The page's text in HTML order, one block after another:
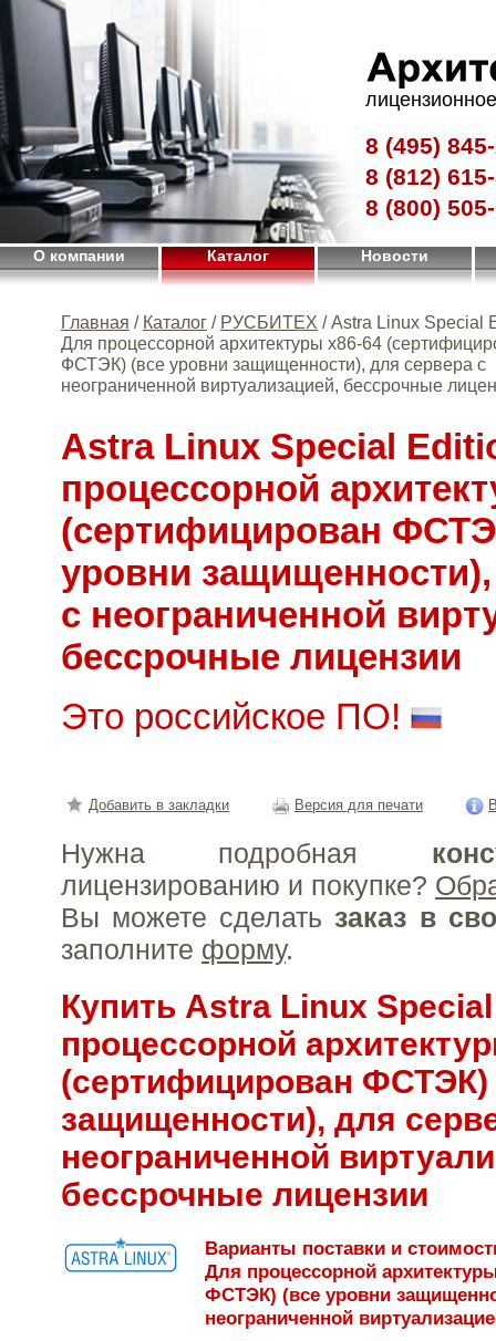
8 (495)
8 (812)
8 (800)
О компании Каталог Новости
Главная / Каталог / РУСБИТЕХ / Astra Linux Special
Для процессорной архитектуры х86-64
ФСТЭК) (все уровни защищенности), для сервера с
неограниченной виртуализацией, бессрочные
Astra Linux Special
процессорной
(сертифицирован
уровни
с неограниченной
бессрочные лицензии
Это российское ПО!
Добавить в закладки Версия для печати
Нужна подробная
лицензированию и покупке?
Вы можете сделать заказ в
заполните форму.
Купить Astra Linux
процессорной
(сертифицирован ФСТЭК)
защищенности), для
неограниченной
бессрочные лицензии
Варианты поставки и
Для процессорной
ФСТЭК) (все уровни
неограниченной